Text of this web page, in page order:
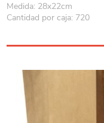
Medida: 28x22cm
Cantidad por caja: 720